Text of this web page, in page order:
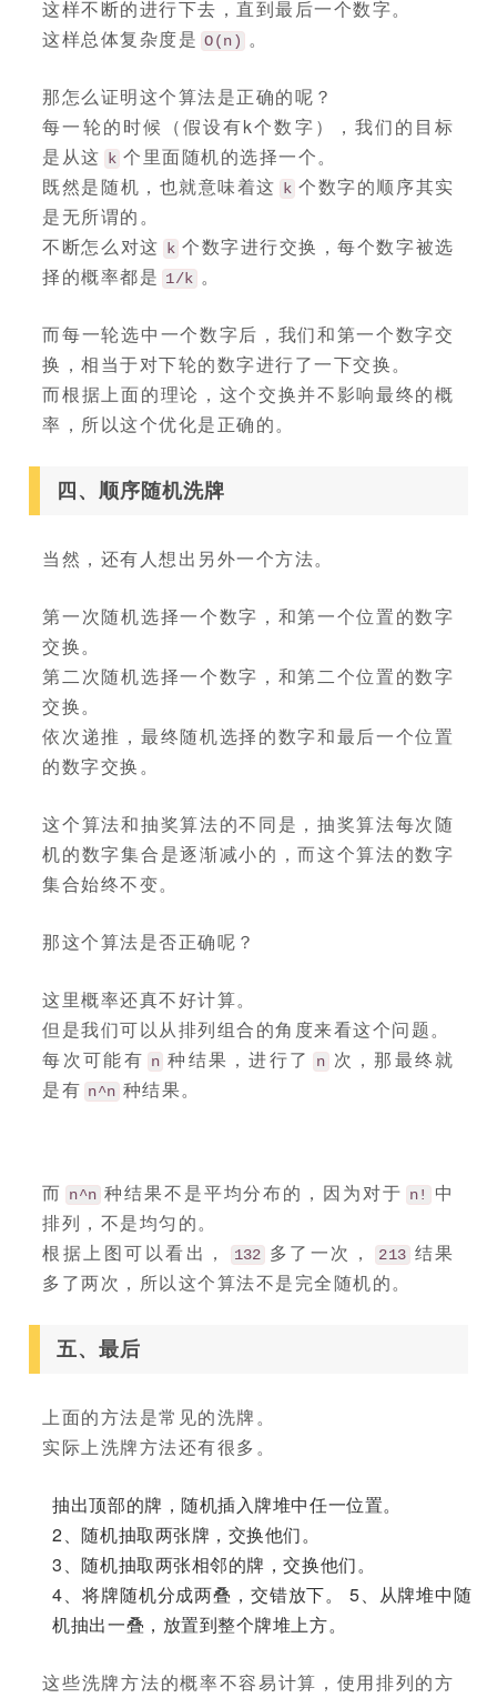
这样不断的进行下去，直到最后一个数字。
这样总体复杂度是 O(n) 。
那怎么证明这个算法是正确的呢？
每一轮的时候（假设有k个数字），我们的目标
是从这
k 个里面随机的选择一个。
既然是随机，也就意味着这
k 个数字的顺序其实
是无所谓的。
不断怎么对这
k 个数字进行交换，每个数字被选
择的概率都是 1/k 。
而每一轮选中一个数字后，我们和第一个数字交
换，相当于对下轮的数字进行了一下交换。
而根据上面的理论，这个交换并不影响最终的概
率，所以这个优化是正确的。
四、顺序随机洗牌
当然，还有人想出另外一个方法。
第一次随机选择一个数字，和第一个位置的数字
交换。
第二次随机选择一个数字，和第二个位置的数字
交换。
依次递推，最终随机选择的数字和最后一个位置
的数字交换。
这个算法和抽奖算法的不同是，抽奖算法每次随
机的数字集合是逐渐减小的，而这个算法的数字
集合始终不变。
那这个算法是否正确呢？
这里概率还真不好计算。
但是我们可以从排列组合的角度来看这个问题。
每次可能有 n 种结果，进行了 n 次，那最终就
是有 n^n 种结果。
而 n^n 种结果不是平均分布的，因为对于 n!
中
排列，不是均匀的。
根据上图可以看出，
132 多了一次， 213 结果
多了两次，所以这个算法不是完全随机的。
五、最后
上面的方法是常见的洗牌。
实际上洗牌方法还有很多。
抽出顶部的牌，随机插入牌堆中任一位置。
2、随机抽取两张牌，交换他们。
3、随机抽取两张相邻的牌，交换他们。
4、将牌随机分成两叠，交错放下。 5、从牌堆中随
机抽出一叠，放置到整个牌堆上方。
这些洗牌方法的概率不容易计算，使用排列的方